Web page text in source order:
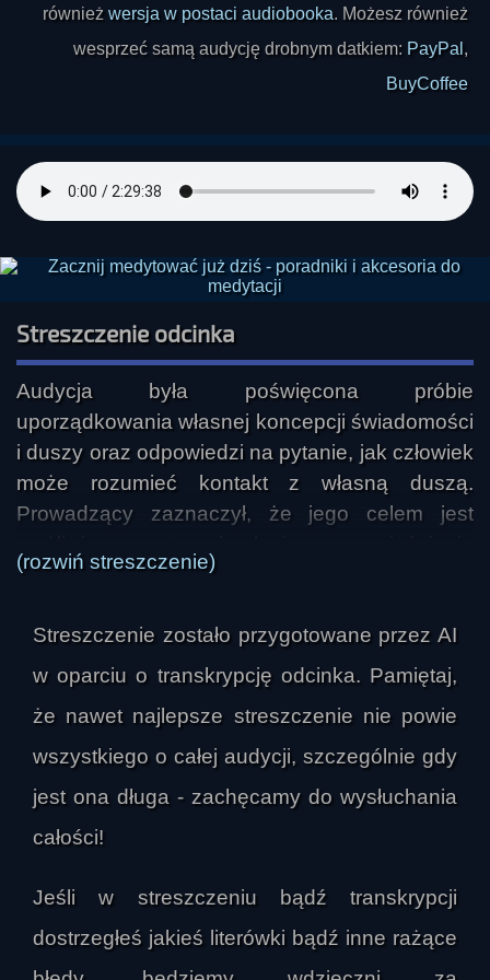
również wersja w postaci audiobooka. Możesz również
wesprzeć samą audycję drobnym datkiem: PayPal ,
BuyCoffee
Streszczenie odcinka
Audycja była poświęcona próbie
uporządkowania własnej koncepcji świadomości
i duszy oraz odpowiedzi na pytanie, jak człowiek
może rozumieć kontakt z własną duszą.
Prowadzący zaznaczył, że jego celem jest
mechanizmu, który jego zdaniem stoi u podstaw
duchowego. W centrum rozważań znalazło się
przekonanie, że świadomość oznacza poznanie
fałszywe, oraz że nie jest to stan abstrakcyjny,
lecz wynik długiego procesu gromadzenia
doświadczeń.
Świadomość została opisana jako efekt
w szerszym ujęciu także przez kolejne
wcielenia. Człowiek od dzieciństwa weryfikuje to,
co otrzymał od otoczenia, i uczy się na własnych
(rozwiń streszczenie)
Streszczenie zostało przygotowane przez AI
w oparciu o transkrypcję odcinka. Pamiętaj,
że nawet najlepsze streszczenie nie powie
wszystkiego o całej audycji, szczególnie gdy
jest ona długa - zachęcamy do wysłuchania
całości!
Jeśli w streszczeniu bądź transkrypcji
dostrzegłeś jakieś literówki bądź inne rażące